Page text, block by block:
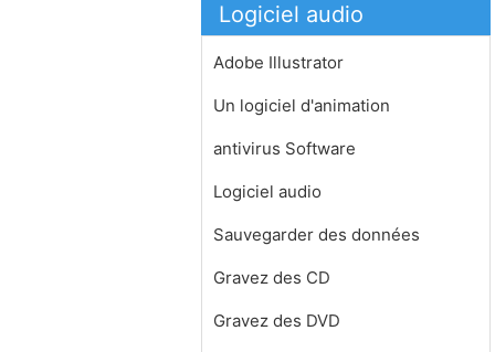
Logiciel audio
Adobe Illustrator
Un logiciel d'animation
antivirus Software
Logiciel audio
Sauvegarder des données
Gravez des CD
Gravez des DVD